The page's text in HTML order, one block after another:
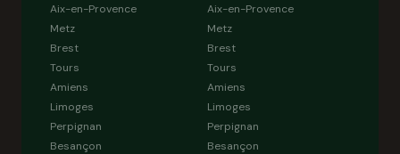
Aix-en-Provence
Metz
Brest
Tours
Amiens
Limoges
Perpignan
Besançon
Aix-en-Provence
Metz
Brest
Tours
Amiens
Limoges
Perpignan
Besançon